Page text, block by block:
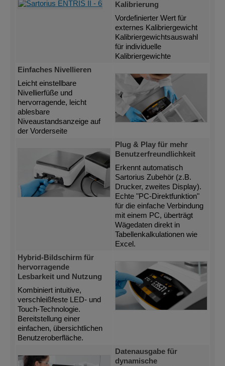
Kalibrierung
Vordefinierter Wert für
externes Kalibriergewicht
Kalibriergewichtsauswahl
für individuelle
Kalibriergewichte
Einfaches Nivellieren
Leicht einstellbare
Nivellierfüße und
hervorragende, leicht
ablesbare
Niveaustandsanzeige auf
der Vorderseite
Plug & Play für mehr
Benutzerfreundlichkeit
Erkennt automatisch
Sartorius Zubehör (z.B.
Drucker, zweites Display).
Echte "PC-Direktfunktion"
für die einfache Verbindung
mit einem PC, überträgt
Wägedaten direkt in
Tabellenkalkulationen wie
Excel.
Hybrid-Bildschirm für
hervorragende
Lesbarkeit und Nutzung
Kombiniert intuitive,
verschleißfeste LED- und
Touch-Technologie.
Bereitstellung einer
einfachen, übersichtlichen
Benutzeroberfläche.
Datenausgabe für
dynamische